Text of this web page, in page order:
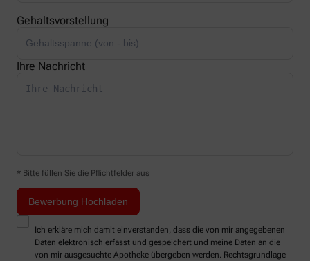
Gehaltsvorstellung
Ihre Nachricht
* Bitte füllen Sie die Pflichtfelder aus
Ich erkläre mich damit einverstanden, dass die von mir angegebenen
Daten elektronisch erfasst und gespeichert und meine Daten an die
von mir ausgesuchte Apotheke übergeben werden. Rechtsgrundlage